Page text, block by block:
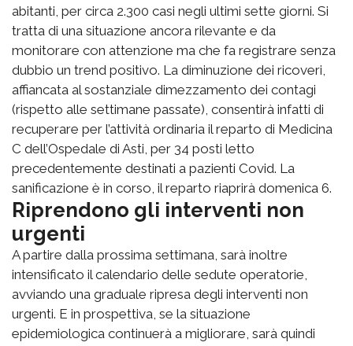
abitanti, per circa 2.300 casi negli ultimi sette giorni. Si
tratta di una situazione ancora rilevante e da
monitorare con attenzione ma che fa registrare senza
dubbio un trend positivo. La diminuzione dei ricoveri,
affiancata al sostanziale dimezzamento dei contagi
(rispetto alle settimane passate), consentirà infatti di
recuperare per l’attività ordinaria il reparto di Medicina
C dell’Ospedale di Asti, per 34 posti letto
precedentemente destinati a pazienti Covid. La
sanificazione è in corso, il reparto riaprirà domenica 6.
Riprendono gli interventi non
urgenti
A partire dalla prossima settimana, sarà inoltre
intensificato il calendario delle sedute operatorie,
avviando una graduale ripresa degli interventi non
urgenti. E in prospettiva, se la situazione
epidemiologica continuerà a migliorare, sarà quindi